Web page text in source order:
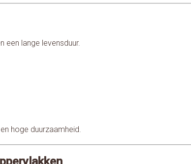
een lange levensduur.
hoge duurzaamheid.